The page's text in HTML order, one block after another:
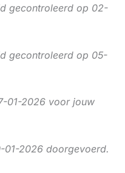
gecontroleerd op 02-
gecontroleerd op 05-
01-2026 voor jouw
01-2026 doorgevoerd.